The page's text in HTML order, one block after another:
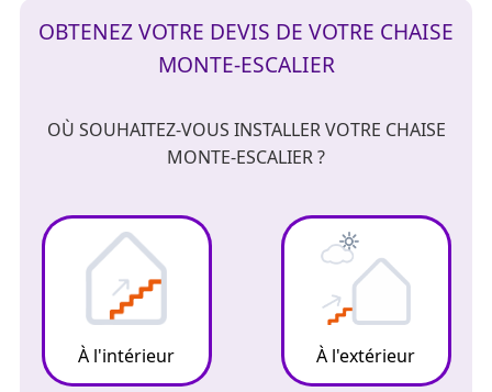
OBTENEZ VOTRE DEVIS DE VOTRE CHAISE
MONTE-ESCALIER
OÙ SOUHAITEZ-VOUS INSTALLER VOTRE CHAISE
MONTE-ESCALIER ?
À l'intérieur À l'extérieur